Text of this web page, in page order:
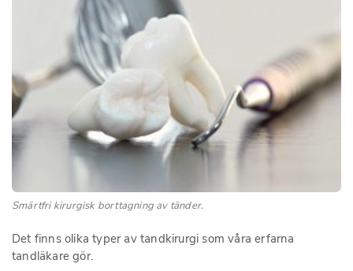
Smärtfri kirurgisk borttagning av tänder.
Det finns olika typer av tandkirurgi som våra erfarna
tandläkare gör.